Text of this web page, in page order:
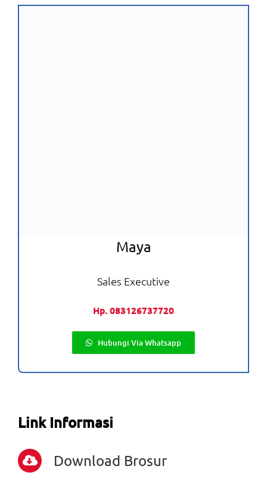
Maya
Sales Executive
Hp. 083126737720
Hubungi Via Whatsapp
Link Informasi
Download Brosur